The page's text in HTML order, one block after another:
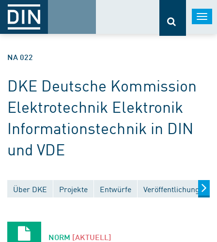
NA 022
DKE Deutsche Kommission
Elektrotechnik Elektronik
Informationstechnik in DIN
und VDE
Über DKE Projekte Entwürfe Veröffentlichungen
NORM [AKTUELL]